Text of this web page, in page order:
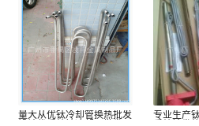
量大从优钛冷却管换热批发
专业生产